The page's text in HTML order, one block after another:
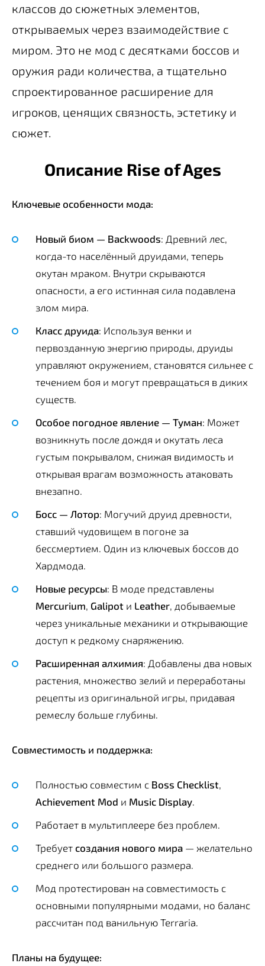
классов до сюжетных элементов,
открываемых через взаимодействие с
миром. Это не мод с десятками боссов и
оружия ради количества, а тщательно
спроектированное расширение для
игроков, ценящих связность, эстетику и
сюжет.
Описание Rise of Ages
Ключевые особенности мода:
Новый биом — Backwoods: Древний лес,
когда-то населённый друидами, теперь
окутан мраком. Внутри скрываются
опасности, а его истинная сила подавлена
злом мира.
Класс друида: Используя венки и
первозданную энергию природы, друиды
управляют окружением, становятся сильнее с
течением боя и могут превращаться в диких
существ.
Особое погодное явление — Туман: Может
возникнуть после дождя и окутать леса
густым покрывалом, снижая видимость и
открывая врагам возможность атаковать
внезапно.
Босс — Лотор: Могучий друид древности,
ставший чудовищем в погоне за
бессмертием. Один из ключевых боссов до
Хардмода.
Новые ресурсы: В моде представлены
Mercurium Galipot и Leather , добываемые
через уникальные механики и открывающие
доступ к редкому снаряжению.
Расширенная алхимия: Добавлены два новых
растения, множество зелий и переработаны
рецепты из оригинальной игры, придавая
ремеслу больше глубины.
Совместимость и поддержка:
Полностью совместим с Boss Checklist
Achievement Mod и Music Display
Работает в мультиплеере без проблем.
Требует создания нового мира — желательно
среднего или большого размера.
Мод протестирован на совместимость с
основными популярными модами, но баланс
рассчитан под ванильную Terraria.
Планы на будущее: